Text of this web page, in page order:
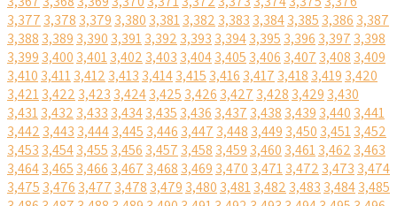
3,377 3,378 3,379 3,380 3,3813,382 3,383 3,3843,385 3,386 3,387
3,388 3,389 3,390 3,3913,392 3,393 3,3943,395 3,396 3,397 3,398
3,399 3,400 3,4013,402 3,403 3,4043,405 3,406 3,407 3,408 3,409
3,410 3,4113,412 3,413 3,4143,415 3,416 3,417 3,418 3,419 3,420
3,4213,422 3,423 3,4243,425 3,426 3,427 3,428 3,429 3,430
3,4313,432 3,433 3,4343,435 3,436 3,437 3,438 3,439 3,440 3,441
3,442 3,443 3,4443,445 3,446 3,447 3,448 3,449 3,450 3,4513,452
3,453 3,4543,455 3,456 3,457 3,458 3,459 3,460 3,4613,462 3,463
3,4643,465 3,466 3,467 3,468 3,469 3,470 3,4713,472 3,473 3,474
3,475 3,476 3,477 3,478 3,479 3,480 3,4813,482 3,483 3,4843,485